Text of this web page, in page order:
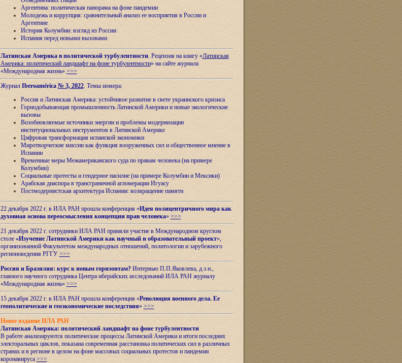
Аргентина: политическая панорама на фоне пандемии
Молодежь и коррупция: сравнительный анализ ee восприятия в России и
Аргентине
История Колумбии: взгляд из России
Испания перед новыми вызовами
Латинская Америка в политической турбулентности. Рецензия на книгу «Латинская
Америка: политический ландшафт на фоне турбулентности» на сайте журнала
«Международная жизнь» >>>
Журнал Iberoamérica № 3, 2022. Темы номера:
Россия и Латинская Америка: устойчивое развитие в свете украинского кризиса
Горнодобывающая промышленность Латинской Америки и новые экологические
вызовы
Возобновляемые источники энергии и проблемы модернизации
институциональных инструментов в Латинской Америке
Цифровая трансформация испанской экономики
Миротворческие миссии как функция вооруженных сил и общественное мнение в
Испании
Временные меры Межамериканского суда по правам человека (на примере
Колумбии)
Социальные протесты и гендерное насилие (на примере Колумбии и Мексики)
Арабская диаспора в трансграничной агломерации Игуасу
Постмодернистская архитектура Испании: возвращение памяти
22 декабря 2022 г. в ИЛА РАН прошла конференция «Идея полицентричного мира как
духовная основа переосмысления концепции прав человека» >>>
21 декабря 2022 г. сотрудники ИЛА РАН приняли участие в Международном круглом
столе «Изучение Латинской Америки как научный и образовательный проект»,
организованной Факультетом международных отношений, политологии и зарубежного
регионоведения РГГУ >>>
Россия и Бразилия: курс к новым горизонтам?Интервью П.П.Яковлева, д.э.н.,
главного научного сотрудника Центра иберийских исследований ИЛА РАН журналу
«Международная жизнь» >>>
15 декабря 2022 г. в ИЛА РАН прошла конференция «Революция военного дела. Ее
геополитические и геоэкономические последствия» >>>
Новое издание ИЛА РАН
Латинская Америка: политический ландшафт на фоне турбулентности
В работе анализируются политические процессы Латинской Америки и итоги последних
электоральных циклов, показана современная расстановка политических сил в различных
странах и в регионе в целом на фоне массовых социальных протестов и пандемии
коронавируса >>>